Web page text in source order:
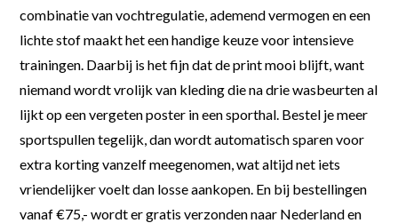
combinatie van vochtregulatie, ademend vermogen en een
lichte stof maakt het een handige keuze voor intensieve
trainingen. Daarbij is het fijn dat de print mooi blijft, want
niemand wordt vrolijk van kleding die na drie wasbeurten al
lijkt op een vergeten poster in een sporthal. Bestel je meer
sportspullen tegelijk, dan wordt automatisch sparen voor
extra korting vanzelf meegenomen, wat altijd net iets
vriendelijker voelt dan losse aankopen. En bij bestellingen
vanaf €75,- wordt er gratis verzonden naar Nederland en